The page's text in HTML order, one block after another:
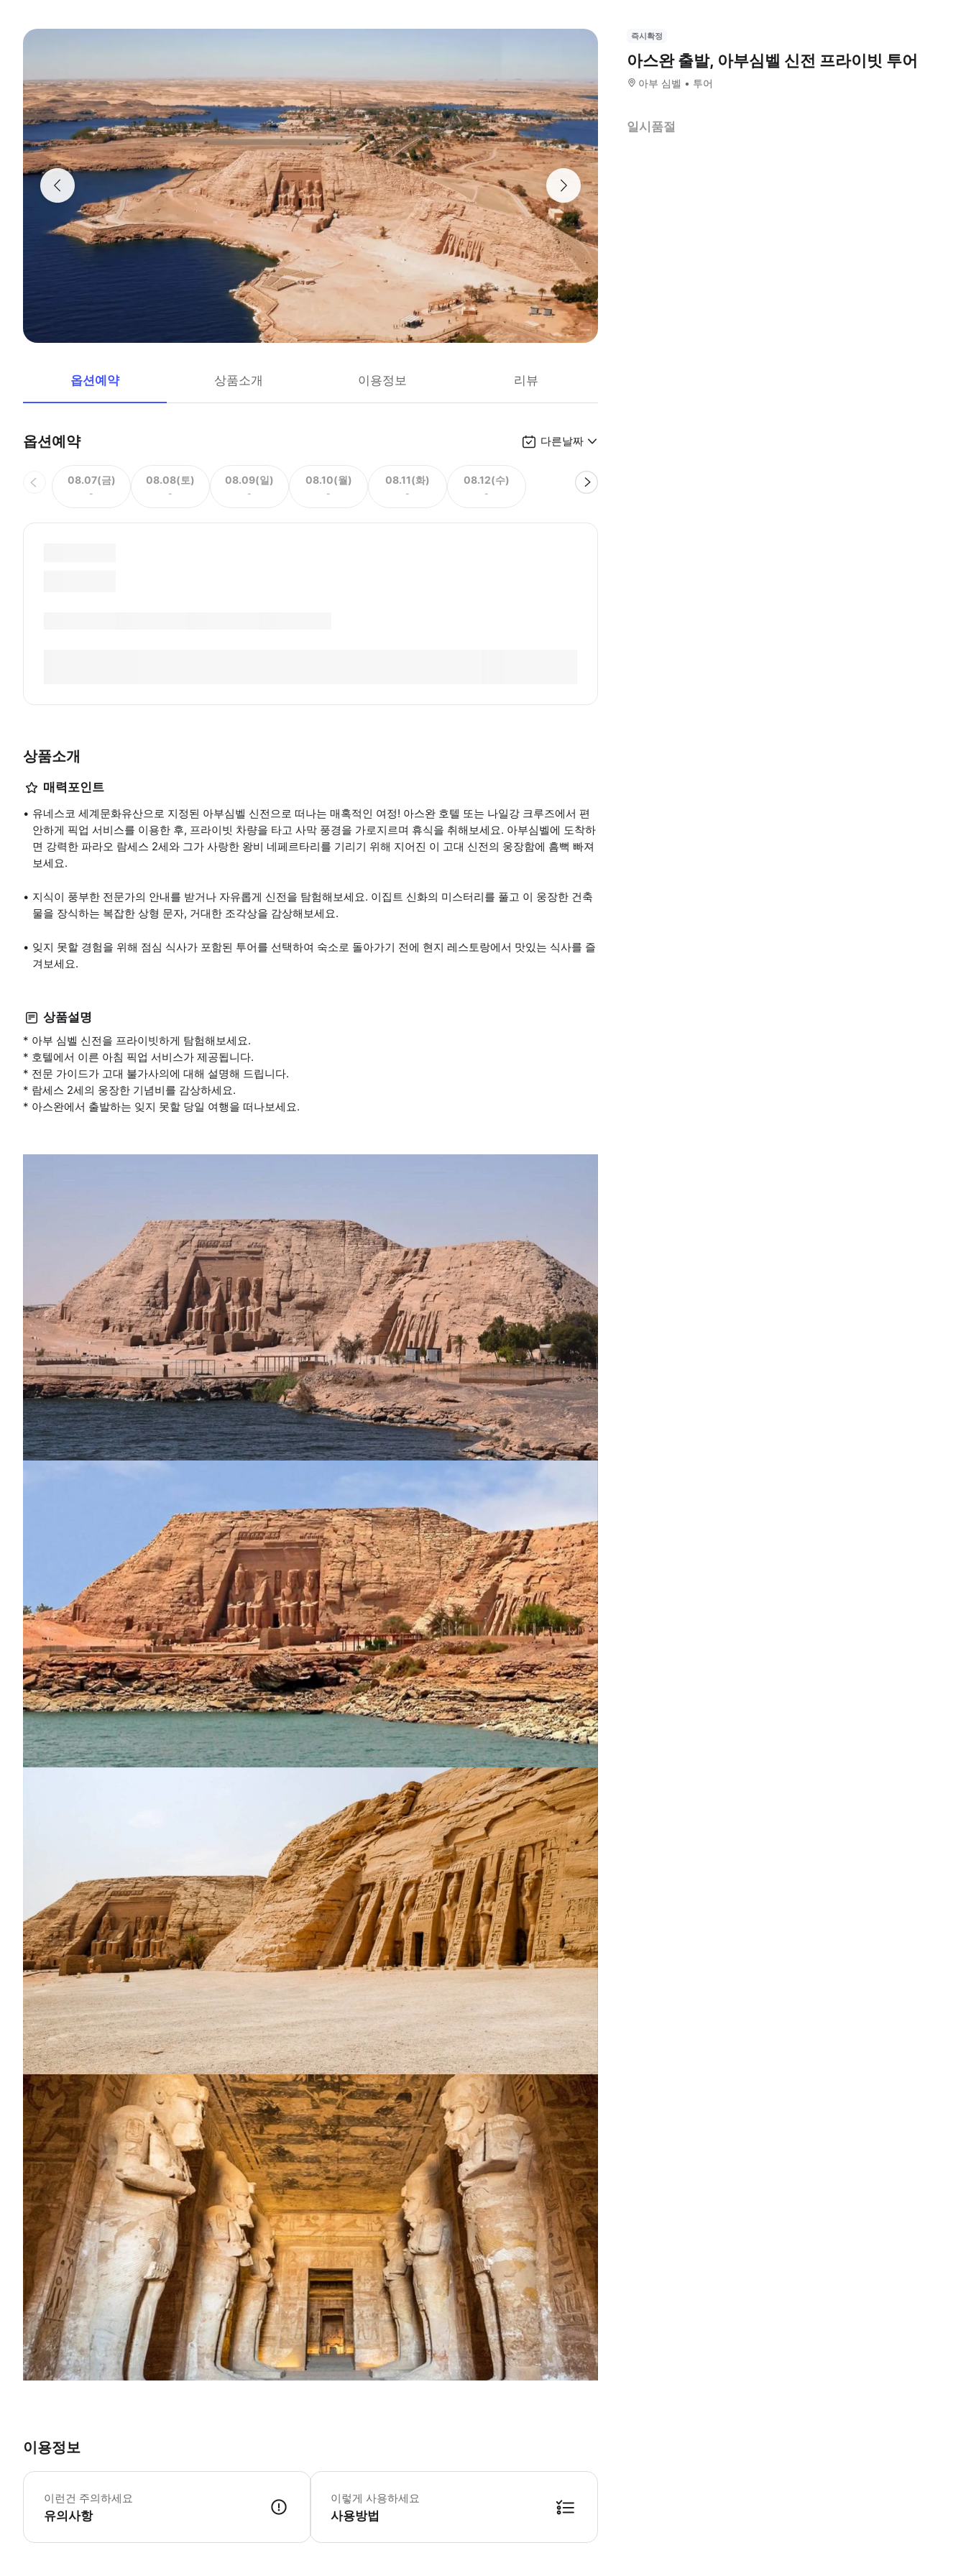
옵션예약 상품소개 이용정보 리뷰
옵션예약 다른날짜
08.07(금)
-
08.08(토)
-
08.09(일)
-
08.10(월)
-
08.11(화)
-
08.12(수)
-
상품소개
매력포인트
유네스코 세계문화유산으로 지정된 아부심벨 신전으로 떠나는 매혹적인 여정! 아스완 호텔 또는 나일강 크루즈에서 편
안하게 픽업 서비스를 이용한 후, 프라이빗 차량을 타고 사막 풍경을 가로지르며 휴식을 취해보세요. 아부심벨에 도착하
면 강력한 파라오 람세스 2세와 그가 사랑한 왕비 네페르타리를 기리기 위해 지어진 이 고대 신전의 웅장함에 흠뻑 빠져
보세요.
지식이 풍부한 전문가의 안내를 받거나 자유롭게 신전을 탐험해보세요. 이집트 신화의 미스터리를 풀고 이 웅장한 건축
물을 장식하는 복잡한 상형 문자, 거대한 조각상을 감상해보세요.
잊지 못할 경험을 위해 점심 식사가 포함된 투어를 선택하여 숙소로 돌아가기 전에 현지 레스토랑에서 맛있는 식사를 즐
겨보세요.
상품설명
* 아부 심벨 신전을 프라이빗하게 탐험해보세요.
* 호텔에서 이른 아침 픽업 서비스가 제공됩니다.
* 전문 가이드가 고대 불가사의에 대해 설명해 드립니다.
* 람세스 2세의 웅장한 기념비를 감상하세요.
* 아스완에서 출발하는 잊지 못할 당일 여행을 떠나보세요.
이용정보
이런건 주의하세요
유의사항
▶차량만 - 이용요건 * 만 12세 이상은 성인과 동일한 요금이 적용됩니다. - 추가정보 - 차량 & 수하물 정보 * 수하물 수용: 표준 크기 수하물 3개
▶프라이빗 차량 & 가이드 & 입장료 - 이용요건 * 만 12세 이상은 성인과 동일한 요금이 적용됩니다. - 추가정보 - 차량 & 수하물 정보 * 수하물 수용: 표준 크
이렇게 사용하세요
사용방법
즉시확정
아스완 출발, 아부심벨 신전 프라이빗 투어
아부 심벨 투어
일시품절